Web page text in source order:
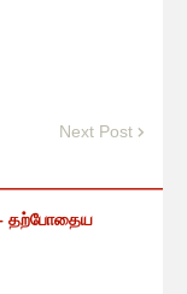
Next Post
– தற்போதைய